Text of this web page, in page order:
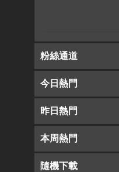
粉絲通道
今日熱門
昨日熱門
本周熱門
隨機下載